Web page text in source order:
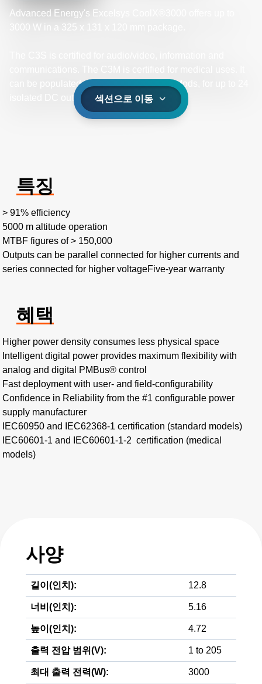
Advanced Energy's Excelsys CoolX®3000 offers up to
3000 W in a 325 x 131 x 120 mm package.
can be populated with up to twelve CoolMods, for up to 24
isolated DC outputs from 1.0 to 58 V.
섹션으로 이동
특징
> 91% efficiency​
5000 m altitude operation​
MTBF figures of > 150,000​
Outputs can be parallel connected for higher currents and
series connected for higher voltageFive-year warranty
혜택
Higher power density consumes less physical space​
Intelligent digital power provides maximum flexibility with
analog and digital PMBus® control​
Fast deployment with user- and field-configurability​
Confidence in Reliability from the #1 configurable power
supply manufacturer
IEC60950 and IEC62368-1 certification (standard models)​
IEC60601-1 and IEC60601-1-2 certification (medical
models)
사양
길이(인치): 12.8
너비(인치): 5.16
높이(인치): 4.72
출력 전압 범위(V): 1 to 205
최대 출력 전력(W): 3000